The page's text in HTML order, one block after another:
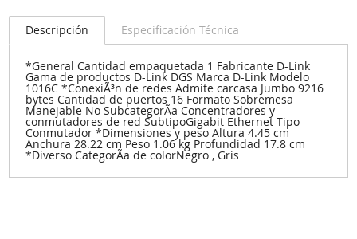
Descripción Especificación Técnica
*General Cantidad empaquetada 1 Fabricante D-Link
Gama de productos D-Link DGS Marca D-Link Modelo
1016C *ConexiÃ³n de redes Admite carcasa Jumbo 9216
bytes Cantidad de puertos 16 Formato Sobremesa
Manejable No SubcategorÃ­a Concentradores y
conmutadores de red SubtipoGigabit Ethernet Tipo
Conmutador *Dimensiones y peso Altura 4.45 cm
Anchura 28.22 cm Peso 1.06 kg Profundidad 17.8 cm
*Diverso CategorÃ­a de colorNegro , Gris